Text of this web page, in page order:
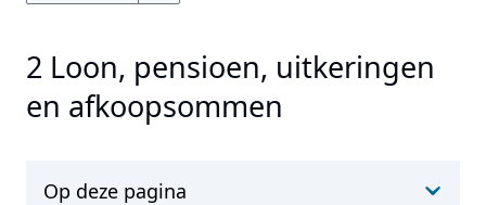
2 Loon, pensioen, uitkeringen
en afkoopsommen
Op deze pagina